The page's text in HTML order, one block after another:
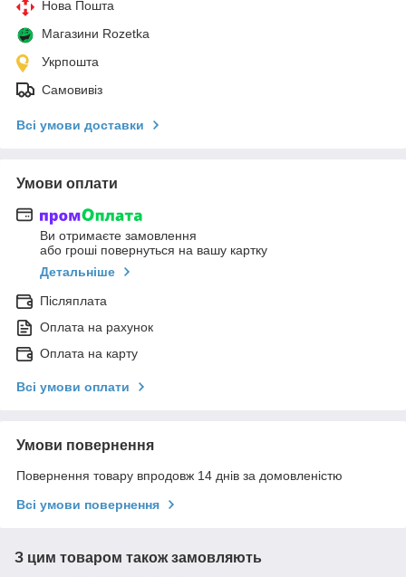
Нова Пошта
Магазини Rozetka
Укрпошта
Самовивіз
Всі умови доставки
Умови оплати
Ви отримаєте замовлення
або гроші повернуться на вашу картку
Детальніше
Післяплата
Оплата на рахунок
Оплата на карту
Всі умови оплати
Умови повернення
Повернення товару впродовж 14 днів за домовленістю
Всі умови повернення
З цим товаром також замовляють